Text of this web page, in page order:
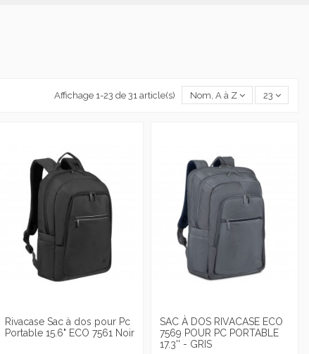
Affichage 1-23 de 31 article(s) Nom, A à Z 23
Rivacase Sac à dos pour Pc
Portable 15.6" ECO 7561 Noir
SAC À DOS RIVACASE ECO
7569 POUR PC PORTABLE
17.3'' - GRIS